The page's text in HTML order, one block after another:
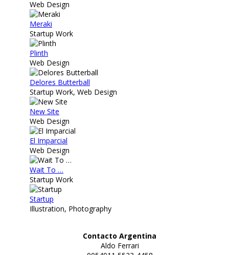
Web Design
Meraki
Startup Work
Plinth
Web Design
Delores Butterball
Startup Work, Web Design
New Site
Web Design
El Imparcial
Web Design
Wait To …
Startup Work
Startup
Illustration, Photography
Contacto Argentina
Aldo Ferrari